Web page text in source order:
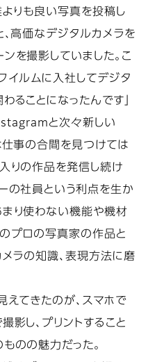
りも良い写真を投稿し
、高価なデジタルカメラを
を撮影していました。こ
イルムに入社してデジタ
ることになったんです」
と次々新しい
仕事の合間を見つけては
りの作品を発信し続け
の社員という利点を生か
り使わない機能や機材
プロの写真家の作品と
メラの知識、表現方法に磨
えてきたのが、スマホで
影し、プリントすること
のの魅力だった。